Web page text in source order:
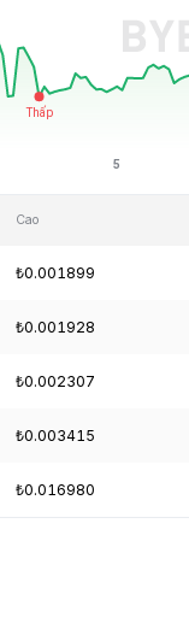
Cao
₺0.001899
₺0.001928
₺0.002307
₺0.003415
₺0.016980